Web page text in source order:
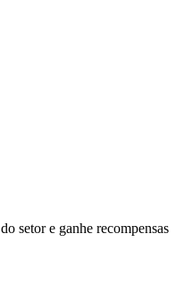
setor e ganhe recompensas